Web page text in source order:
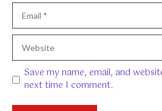
Email
Website
Save my name, email, and
next time I comment.